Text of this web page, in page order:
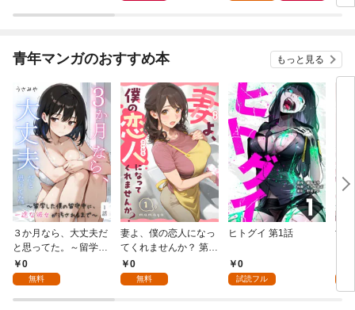
『ざまぁ！』します！
青年マンガのおすすめ本 もっと見る
３か月なら、大丈夫だ
と思ってた。～留学し
た僕の留守中に、一途
な彼女が汚されるまで
0
無料
妻よ、僕の恋人になっ
てくれませんか？ 第1
話0
無料
ヒトグイ 第1話
0
試読フル
世